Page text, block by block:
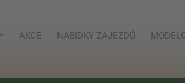
AKCE NABÍDKY ZÁJEZDŮ